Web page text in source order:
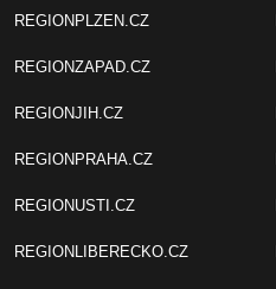
REGIONPLZEN.CZ
REGIONZAPAD.CZ
REGIONJIH.CZ
REGIONPRAHA.CZ
REGIONUSTI.CZ
REGIONLIBERECKO.CZ